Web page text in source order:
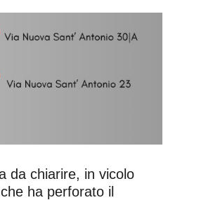
da chiarire, in vicolo
ha perforato il